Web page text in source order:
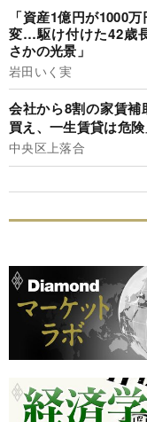
「資産1億円が1000
変…駆け付けた42歳
さかの光景」
岩田いく実
会社から8割の家賃
買え、一生賃貸は危
中央区上落合